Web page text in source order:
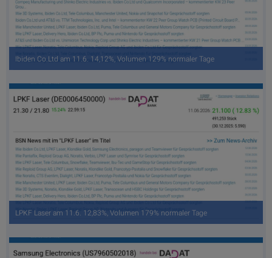
Ibiden Co.Ltd am 11.6. 14,12%, Volumen 129% normaler Tage
LPKF Laser am 11.6. 12,83%, Volumen 179% normaler Tage